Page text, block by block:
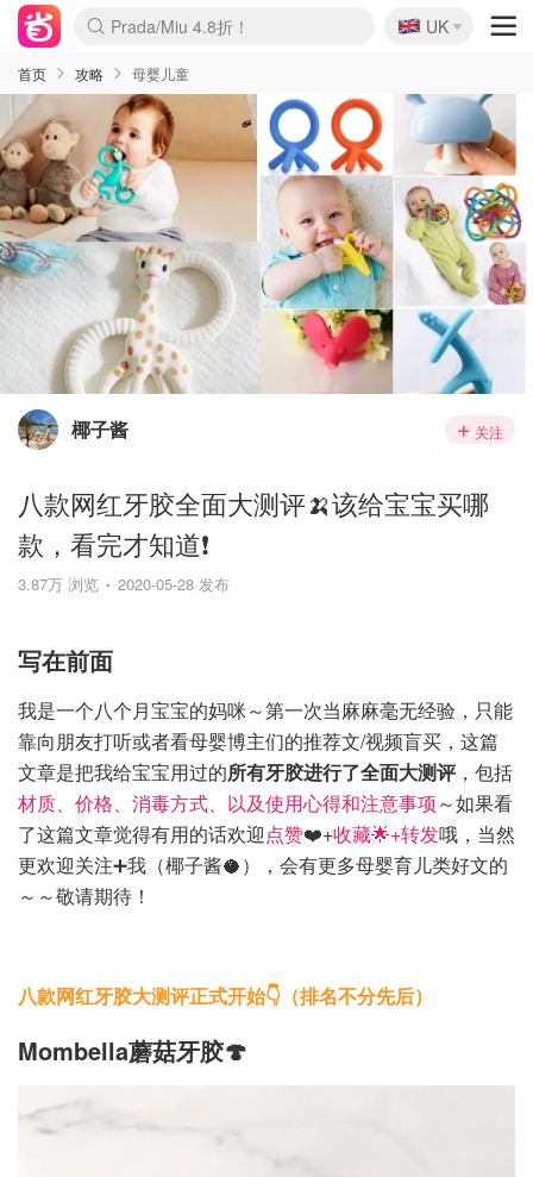
麦卢卡蜂蜜夏促！个位数！
Prada/Miu 4.8折！
啥？必胜客披萨5折！
🇬🇧
UK
首页 攻略 母婴儿童
椰子酱 关注
八款网红牙胶全面大测评🍌该给宝宝买哪
款，看完才知道❗️
3.87万 浏览 2020-05-28 发布
写在前面
我是一个八个月宝宝的妈咪～第一次当麻麻毫无经验，只能
靠向朋友打听或者看母婴博主们的推荐文/视频盲买，这篇
文章是把我给宝宝用过的所有牙胶进行了全面大测评，包括
材质、价格、消毒方式、以及使用心得和注意事项～如果看
了这篇文章觉得有用的话欢迎点赞❤️+收藏🌟+转发哦，当然
更欢迎关注➕我（椰子酱🥥），会有更多母婴育儿类好文的
～～敬请期待！
八款网红牙胶大测评正式开始👇（排名不分先后）
Mombella蘑菇牙胶🍄